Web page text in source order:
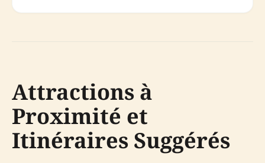
Attractions à
Proximité et
Itinéraires Suggérés